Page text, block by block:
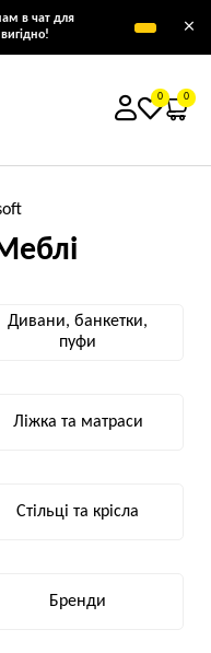
в чат для
×
0 0
Дивани, банкетки,
пуфи
Ліжка та матраси
Стільці та крісла
Бренди